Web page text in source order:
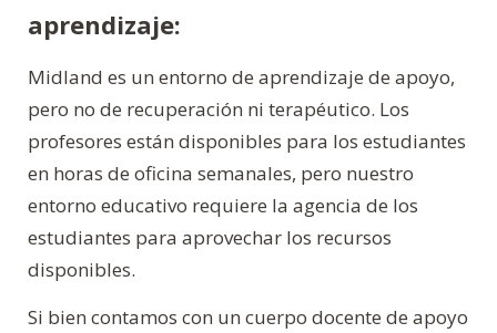
aprendizaje:
Midland es un entorno de aprendizaje de apoyo,
pero no de recuperación ni terapéutico. Los
profesores están disponibles para los estudiantes
en horas de oficina semanales, pero nuestro
entorno educativo requiere la agencia de los
estudiantes para aprovechar los recursos
disponibles.
Si bien contamos con un cuerpo docente de apoyo